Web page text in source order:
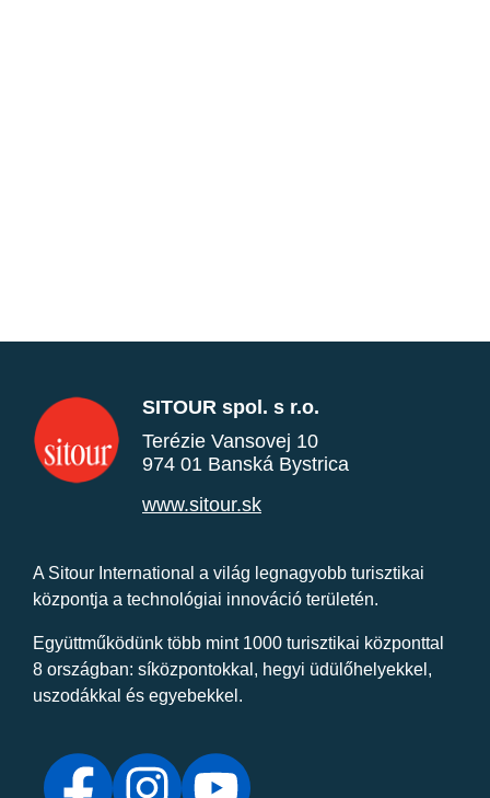
SITOUR spol. s r.o.
Terézie Vansovej 10
974 01 Banská Bystrica
www.sitour.sk
A Sitour International a világ legnagyobb turisztikai
központja a technológiai innováció területén.
Együttműködünk több mint 1000 turisztikai központtal
8 országban: síközpontokkal, hegyi üdülőhelyekkel,
uszodákkal és egyebekkel.